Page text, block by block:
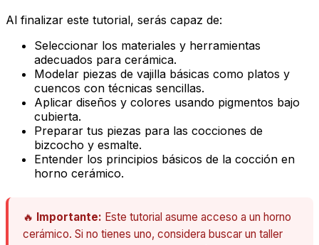
Al finalizar este tutorial, serás capaz de:
Seleccionar los materiales y herramientas
adecuados para cerámica.
Modelar piezas de vajilla básicas como platos y
cuencos con técnicas sencillas.
Aplicar diseños y colores usando pigmentos bajo
cubierta.
Preparar tus piezas para las cocciones de
bizcocho y esmalte.
Entender los principios básicos de la cocción en
horno cerámico.
🔥 Importante: Este tutorial asume acceso a un horno
cerámico. Si no tienes uno, considera buscar un taller